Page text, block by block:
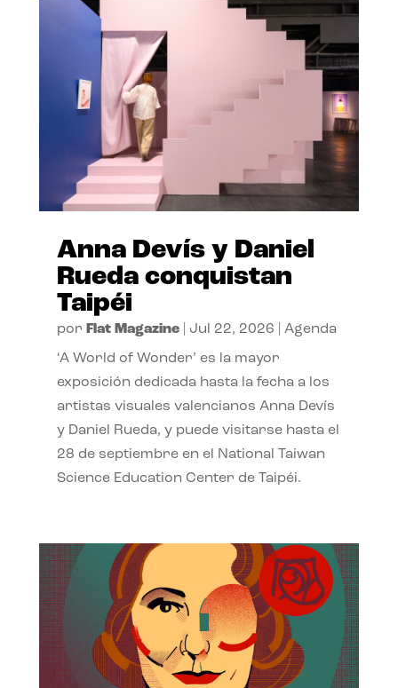
Anna Devís y Daniel
Rueda conquistan
Taipéi
por Flat Magazine| Jul 22, 2026 Agenda
‘A World of Wonder’ es la mayor
exposición dedicada hasta la fecha a los
artistas visuales valencianos Anna Devís
y Daniel Rueda, y puede visitarse hasta el
28 de septiembre en el National Taiwan
Science Education Center de Taipéi.